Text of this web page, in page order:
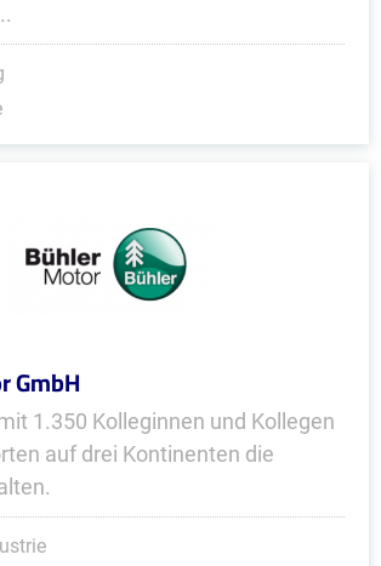
GmbH
1.350 Kolleginnen und Kollegen
auf drei Kontinenten die